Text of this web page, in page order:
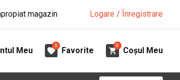
magazin Logare / Înregistrare
Meu
0
Favorite
0
Coșul Meu